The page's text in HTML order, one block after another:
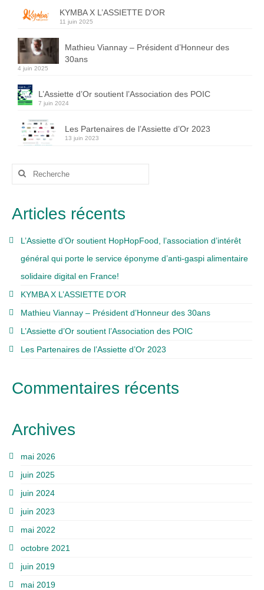
KYMBA X L’ASSIETTE D’OR
11 juin 2025
Mathieu Viannay – Président d’Honneur des
30ans
4 juin 2025
L’Assiette d’Or soutient l’Association des POIC
7 juin 2024
Les Partenaires de l’Assiette d’Or 2023
13 juin 2023
Rechercher
Articles récents
L’Assiette d’Or soutient HopHopFood, l’association d’intérêt
général qui porte le service éponyme d’anti-gaspi alimentaire
solidaire digital en France!
KYMBA X L’ASSIETTE D’OR
Mathieu Viannay – Président d’Honneur des 30ans
L’Assiette d’Or soutient l’Association des POIC
Les Partenaires de l’Assiette d’Or 2023
Commentaires récents
Archives
mai 2026
juin 2025
juin 2024
juin 2023
mai 2022
octobre 2021
juin 2019
mai 2019